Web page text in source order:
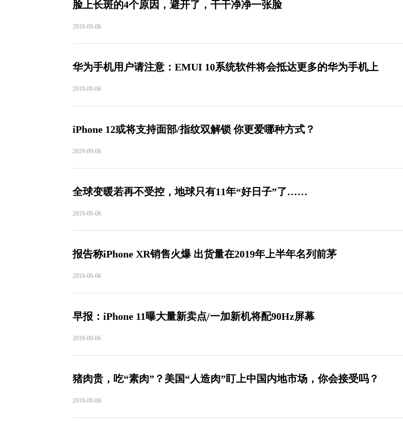
脸上长斑的4个原因，避开了，干干净净一张脸
2019-09-06
华为手机用户请注意：EMUI 10系统软件将会抵达更多的华为手机上
2019-09-06
iPhone 12或将支持面部/指纹双解锁 你更爱哪种方式？
2019-09-06
全球变暖若再不受控，地球只有11年“好日子”了……
2019-09-06
报告称iPhone XR销售火爆 出货量在2019年上半年名列前茅
2019-09-06
早报：iPhone 11曝大量新卖点/一加新机将配90Hz屏幕
2019-09-06
猪肉贵，吃“素肉”？美国“人造肉”盯上中国内地市场，你会接受吗？
2019-09-06